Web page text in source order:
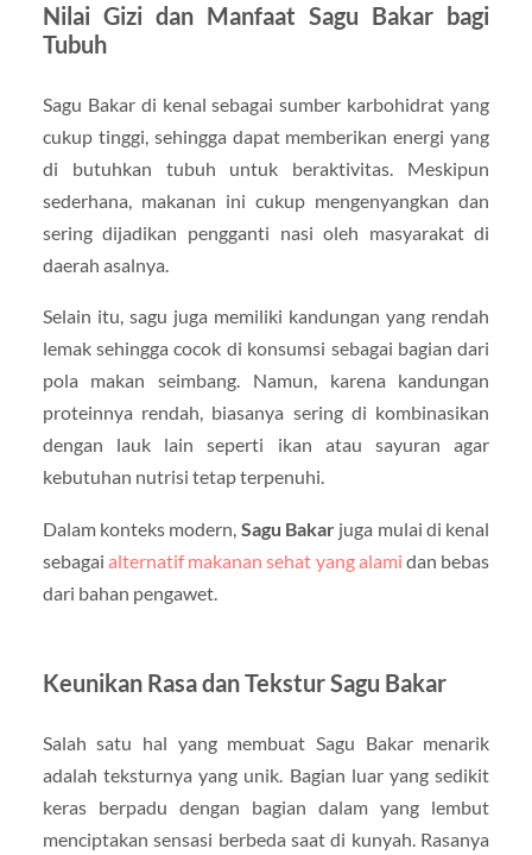
Nilai Gizi dan Manfaat Sagu Bakar bagi
Tubuh
Sagu Bakar di kenal sebagai sumber karbohidrat yang
cukup tinggi, sehingga dapat memberikan energi yang
di butuhkan tubuh untuk beraktivitas. Meskipun
sederhana, makanan ini cukup mengenyangkan dan
sering dijadikan pengganti nasi oleh masyarakat di
daerah asalnya.
Selain itu, sagu juga memiliki kandungan yang rendah
lemak sehingga cocok di konsumsi sebagai bagian dari
pola makan seimbang. Namun, karena kandungan
proteinnya rendah, biasanya sering di kombinasikan
dengan lauk lain seperti ikan atau sayuran agar
kebutuhan nutrisi tetap terpenuhi.
Dalam konteks modern, Sagu Bakar juga mulai di kenal
sebagaialternatif makanan sehat yang alami dan bebas
dari bahan pengawet.
Keunikan Rasa dan Tekstur Sagu Bakar
Salah satu hal yang membuat Sagu Bakar menarik
adalah teksturnya yang unik. Bagian luar yang sedikit
keras berpadu dengan bagian dalam yang lembut
menciptakan sensasi berbeda saat di kunyah. Rasanya